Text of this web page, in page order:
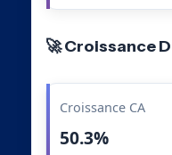
🚀 Croissance
Croissance CA
50.3%